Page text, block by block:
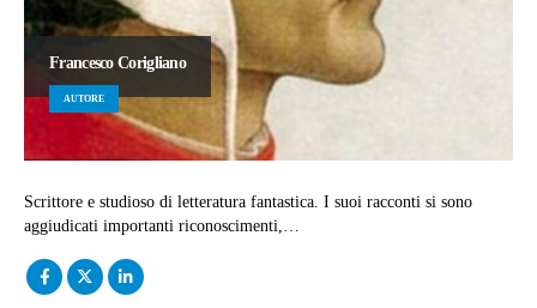
Francesco Corigliano
AUTORE
Scrittore e studioso di letteratura fantastica. I suoi racconti si sono
aggiudicati importanti riconoscimenti,…